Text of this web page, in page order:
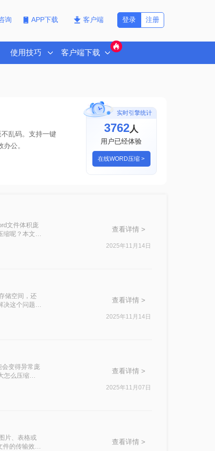
询 APP下载 客户端 注册
登录
使用技巧 客户端下载
乱码。支持一键
公。
实时引擎统计
3762人
用户已经体验
在线WORD压缩 >
文件体积庞
缩呢？本文将
查看详情 >
2025年11月14日
储空间，还
决这个问题，
查看详情 >
2025年11月14日
变得异常庞
怎么压缩
查看详情 >
2025年11月07日
片、表格或
件的传输效
查看详情 >